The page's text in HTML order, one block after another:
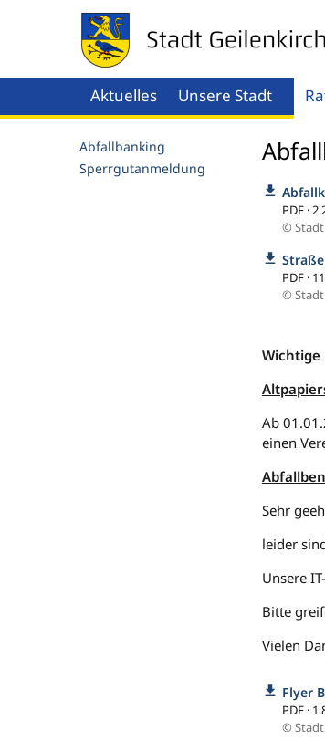
Aktuelles
Unsere Stadt
Abfallbanking
Sperrgutanmeldung
PDF ·
© Stadt
PDF ·
© Stadt
Wichtige
Ab
einen
Sehr
leider
Unsere
Bitte
Vielen
Flyer
PDF ·
© Stadt